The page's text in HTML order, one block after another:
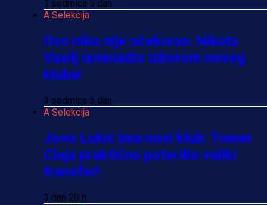
1 sedmica 5 dan
A Selekcija
Ovo niko nije očekivao: Nikola
Vasilj iznenadio izborom novog
kluba!
3 sedmica 5 dan
A Selekcija
Jovo Lukić ima novi klub: Trener
Cluja praktično potvrdio veliki
transfer!
3 dan 20 h